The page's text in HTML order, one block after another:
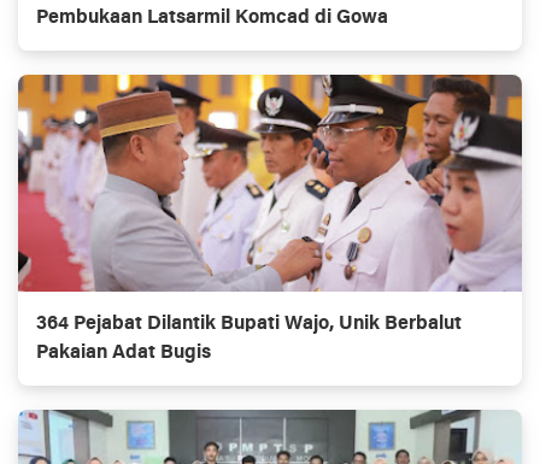
Pembukaan Latsarmil Komcad di Gowa
364 Pejabat Dilantik Bupati Wajo, Unik Berbalut
Pakaian Adat Bugis